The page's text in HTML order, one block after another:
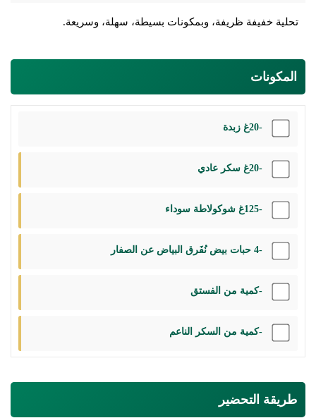
تحلية خفيفة ظريفة، وبمكونات بسيطة، سهلة، وسريعة.
المكونات
-20غ زبدة
-20غ سكر عادي
-125غ شوكولاطة سوداء
-4 حبات بيض نُفَرق البياض عن الصفار
-كمية من الفستق
-كمية من السكر الناعم
طريقة التحضير